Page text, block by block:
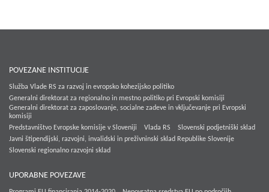
POVEZANE INSTITUCIJE
Služba Vlade RS za razvoj in evropsko kohezijsko politiko
Generalni direktorat za regionalno in mestno politiko pri Evropski komisiji
Generalni direktorat za zaposlovanje, socialne zadeve in vključevanje pri Evropski
komisiji
Predstavništvo Evropske komisije v Sloveniji
Vlada RS
Slovenski podjetniški sklad
Javni štipendijski, razvojni, invalidski in preživninski sklad Republike Slovenije
Slovenski regionalno razvojni sklad
UPORABNE POVEZAVE